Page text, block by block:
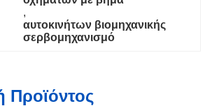
,
αυτοκινήτων βιομηχανικής
σερβομηχανισμό
Προϊόντος